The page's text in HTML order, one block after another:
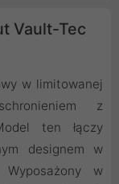
Vault-Tec
w limitowanej
z
ten łączy
designem w
w